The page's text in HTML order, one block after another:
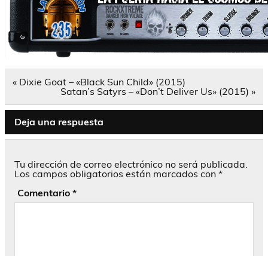
Navegación
« Dixie Goat – «Black Sun Child» (2015)
Satan’s Satyrs – «Don’t Deliver Us» (2015) »
Deja una respuesta
Tu dirección de correo electrónico no será publicada.
Los campos obligatorios están marcados con *
Comentario *